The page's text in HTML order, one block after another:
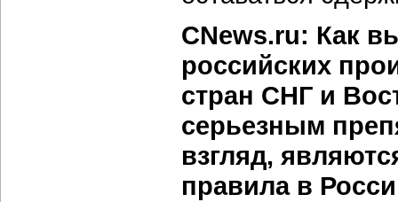
CNews.ru: Как
российских
стран СНГ и
серьезным
взгляд,
правила в